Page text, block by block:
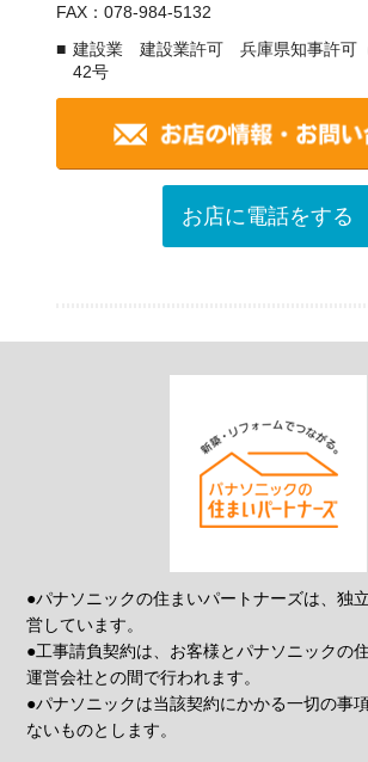
FAX：078-984-5132
建設業 建設業許可 兵庫県知事許可
42号
お店に電話をする
●パナソニックの住まいパートナーズは、独
営しています。
●工事請負契約は、お客様とパナソニックの
運営会社との間で行われます。
●パナソニックは当該契約にかかる一切の事
ないものとします。